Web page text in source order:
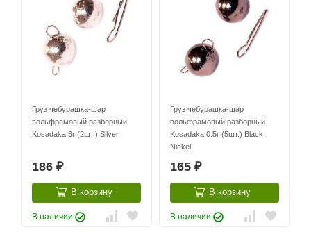
Груз чебурашка-шар
вольфрамовый разборный
Kosadaka 3г (2шт.) Silver
186 ₽
В корзину
В наличии
Груз чебурашка-шар
вольфрамовый разборный
Kosadaka 0.5г (5шт.) Black
Nickel
165 ₽
В корзину
В наличии